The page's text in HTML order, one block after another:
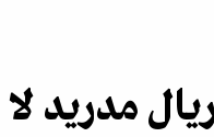
مدريد